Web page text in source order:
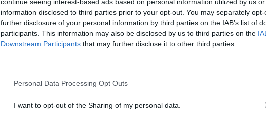
information disclosed to third parties prior to your opt-out. You may separately
further disclosure of your personal information by third parties on the IAB’s list of
participants. This information may also be disclosed by us to third parties on the
Downstream Participants that may further disclose it to other third parties.
Personal Data Processing Opt Outs
I want to opt-out of the Sharing of my personal data.
Δήμος Κυριλλίδης: Ποίοι λυμαίνονται τις
Υπουργείο Αγροτικής Ανάπτυξης"